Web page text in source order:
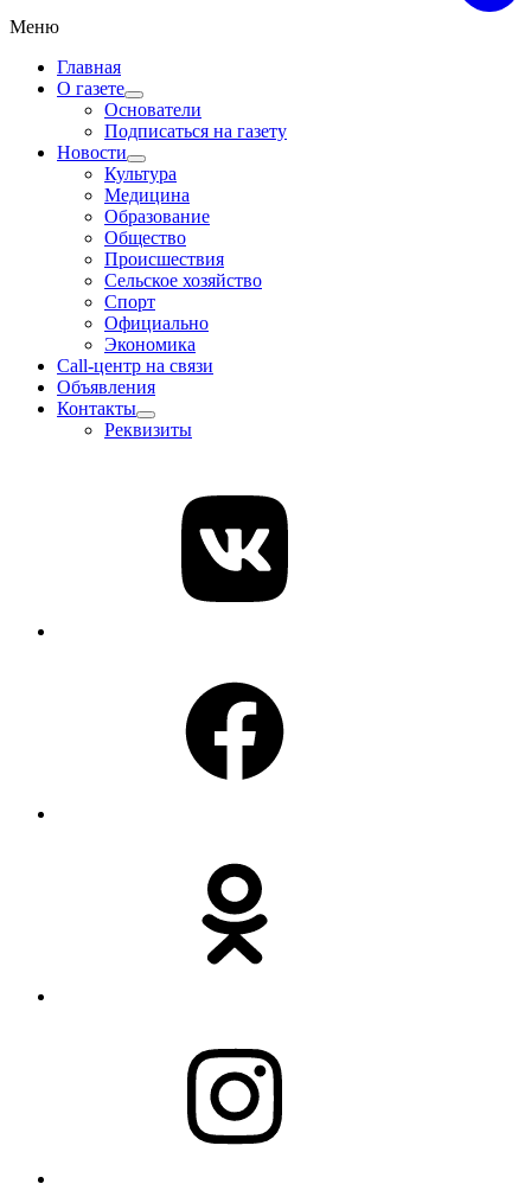
Меню
Главная
О газете
Основатели
Подписаться на газету
Новости
Культура
Медицина
Образование
Общество
Происшествия
Сельское хозяйство
Спорт
Официально
Экономика
Call-центр на связи
Объявления
Контакты
Реквизиты